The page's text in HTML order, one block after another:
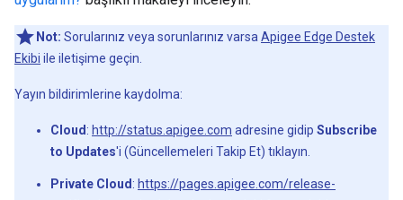
Not: Sorularınız veya sorunlarınız varsa Apigee Edge Destek
Ekibi ile iletişime geçin.
Yayın bildirimlerine kaydolma:
Cloud : http://status.apigee.com adresine gidip Subscribe
to Updates'i (Güncellemeleri Takip Et) tıklayın.
Private Cloud : https://pages.apigee.com/release-